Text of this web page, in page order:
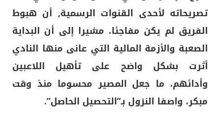
تصريحاته لأحدى القنوات الرسمية, أن هبوط
الفريق لم يكن مفاجئا، مشيرا إلى أن البداية
الصعبة والأزمة المالية التي عانى منها النادي
أثرت بشكل واضح على تأهيل اللاعبين
وأدائهم، ما جعل المصير محسوما منذ وقت
مبكر، واصفا النزول بـ”التحصيل الحاصل”.